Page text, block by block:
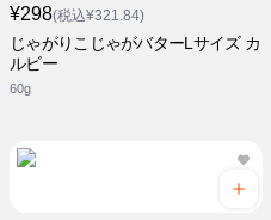
¥298(税込¥321.84)
じゃがりこじゃがバターLサイズ カ
ルビー
60g